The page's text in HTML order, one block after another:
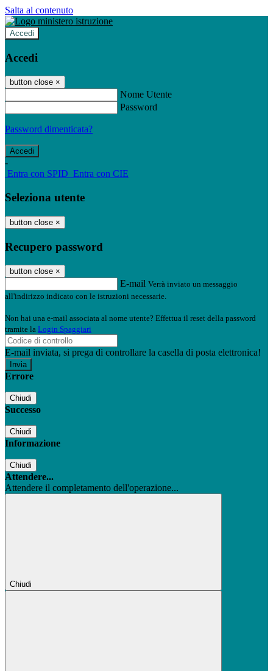
Salta al contenuto
Accedi
Accedi
button close ×
Nome Utente
Password
Password dimenticata?
-
Entra con SPID Entra con CIE
Seleziona utente
button close ×
Recupero password
button close ×
E-mail Verrà inviato un messaggio
all'indirizzo indicato con le istruzioni necessarie.
Non hai una e-mail associata al nome utente? Effettua il reset della password
tramite la Login Spaggiari
E-mail inviata, si prega di controllare la casella di posta elettronica!
Errore
Chiudi
Successo
Chiudi
Informazione
Chiudi
Attendere...
Attendere il completamento dell'operazione...
Chiudi